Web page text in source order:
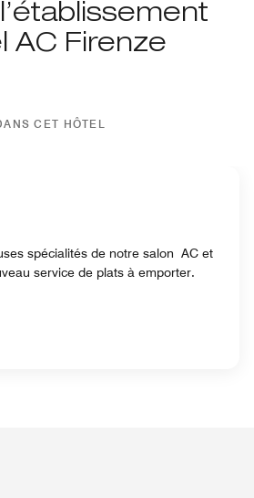
AC Firenze
CET HÔTEL
spécialités de notre salon AC et
service de plats à emporter.